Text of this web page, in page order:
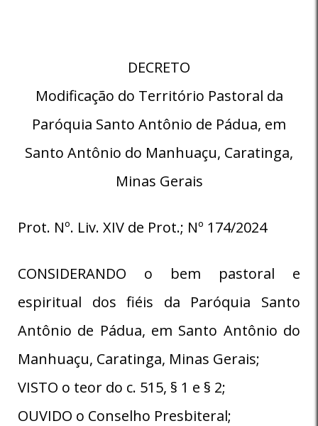
DECRETO
Modificação do Território Pastoral da
Paróquia Santo Antônio de Pádua, em
Santo Antônio do Manhuaçu, Caratinga,
Minas Gerais
Prot. Nº. Liv. XIV de Prot.; Nº 174/2024
CONSIDERANDO o bem pastoral e
espiritual dos fiéis da Paróquia Santo
Antônio de Pádua, em Santo Antônio do
Manhuaçu, Caratinga, Minas Gerais;
VISTO o teor do c. 515, § 1 e § 2;
OUVIDO o Conselho Presbiteral;